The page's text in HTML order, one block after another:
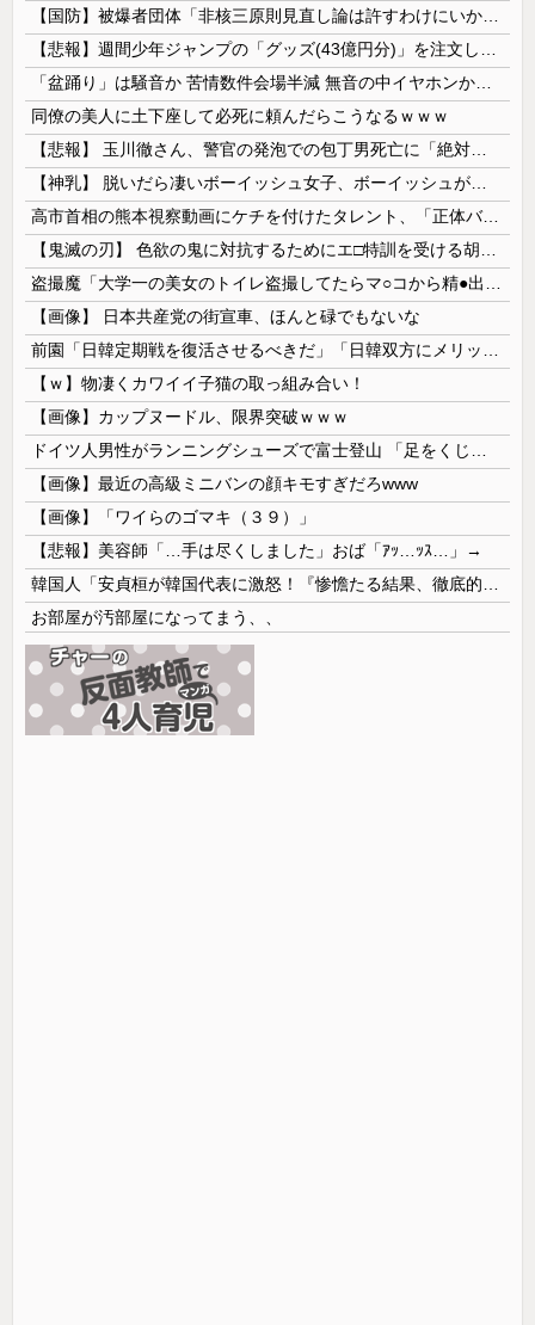
同僚の美人に土下座して必死に頼んだらこうなるｗｗｗ
高市首相の熊本視察動画にケチを付けたタレント、「正体バレバレよな」と黒電話の呼び方であっさりと……
【画像】 日本共産党の街宣車、ほんと碌でもないな
【ｗ】物凄くカワイイ子猫の取っ組み合い！
【画像】カップヌードル、限界突破ｗｗｗ
【画像】最近の高級ミニバンの顔キモすぎだろwww
【画像】「ワイらのゴマキ（３９）」
【悲報】美容師「…手は尽くしました」おば「ｱｯ…ｯｽ…」→
お部屋が汚部屋になってまう、、